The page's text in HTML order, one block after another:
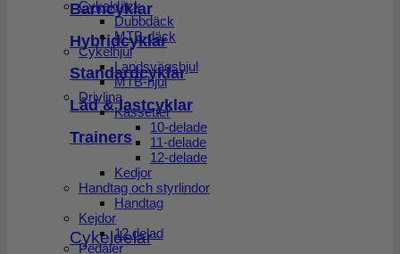
Barncyklar
Hybridcyklar
Standardcyklar
Låd & lastcyklar
Trainers
Cykeldelar
Cykeldäck
Dubbdäck
MTB-däck
Cykelhjul
Landsvägshjul
MTB-hjul
Drivlina
Kassetter
10-delade
11-delade
12-delade
Kedjor
Handtag och styrlindor
Handtag
Kejdor
12 delad
Pedaler